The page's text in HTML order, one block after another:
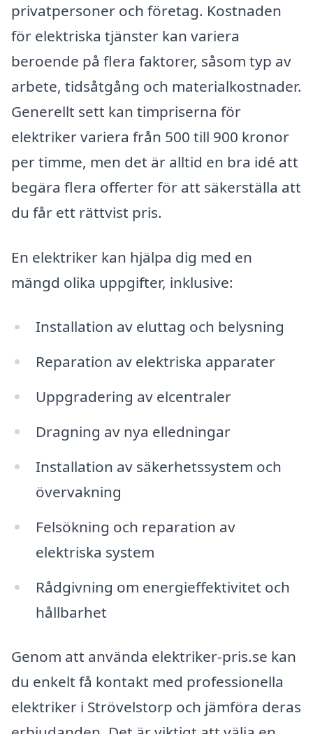
privatpersoner och företag. Kostnaden
för elektriska tjänster kan variera
beroende på flera faktorer, såsom typ av
arbete, tidsåtgång och materialkostnader.
Generellt sett kan timpriserna för
elektriker variera från 500 till 900 kronor
per timme, men det är alltid en bra idé att
begära flera offerter för att säkerställa att
du får ett rättvist pris.
En elektriker kan hjälpa dig med en
mängd olika uppgifter, inklusive:
Installation av eluttag och belysning
Reparation av elektriska apparater
Uppgradering av elcentraler
Dragning av nya elledningar
Installation av säkerhetssystem och
övervakning
Felsökning och reparation av
elektriska system
Rådgivning om energieffektivitet och
hållbarhet
Genom att använda elektriker-pris.se kan
du enkelt få kontakt med professionella
elektriker i Strövelstorp och jämföra deras